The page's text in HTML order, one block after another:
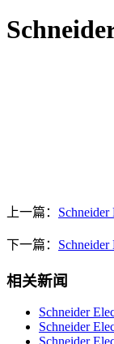
上一篇：
下一篇：
相关新闻
Schneider
Schneider